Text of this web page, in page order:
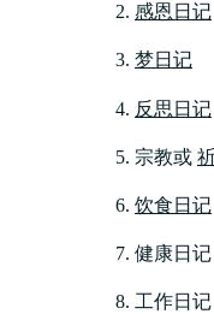
感恩日记
梦日记
反思日记
宗教或
饮食日记
健康日记
工作日记